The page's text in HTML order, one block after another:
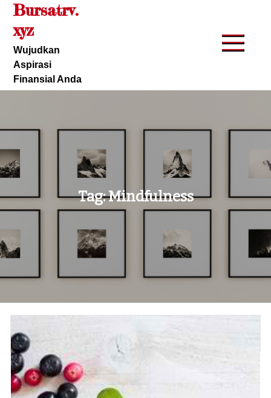
Skip
content
Bursatrv.
xyz
Wujudkan
Aspirasi
Finansial Anda
Tag:Mindfulness